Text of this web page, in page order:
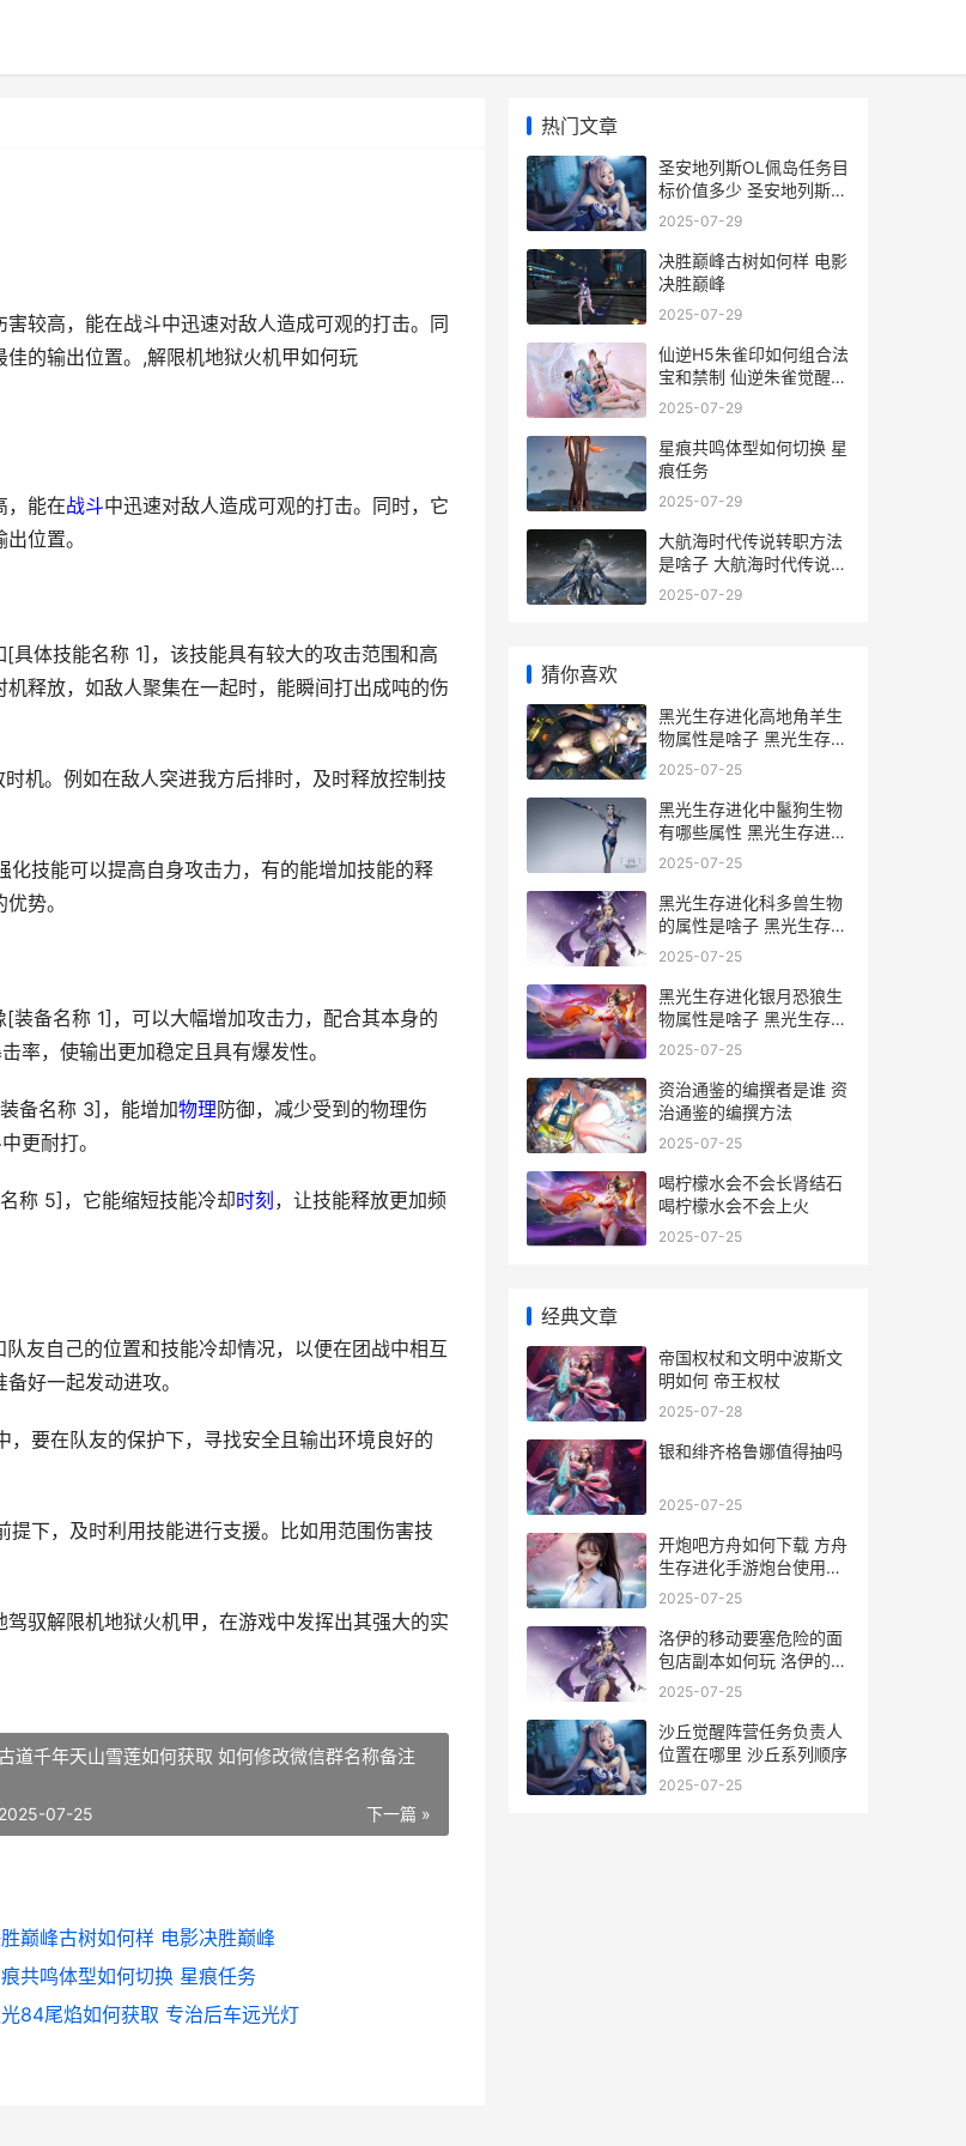
较高，能在战斗中迅速对敌人造成可观的打击。同
的输出位置。,解限机地狱火机甲如何玩
，能在战斗中迅速对敌人造成可观的打击。同时，它
位置。
具体技能名称 1]，该技能具有较大的攻击范围和高
释放，如敌人聚集在一起时，能瞬间打出成吨的伤
机。例如在敌人突进我方后排时，及时释放控制技
技能可以提高自身攻击力，有的能增加技能的释
势。
装备名称 1]，可以大幅增加攻击力，配合其本身的
率，使输出更加稳定且具有爆发性。
备名称 3]，能增加物理防御，减少受到的物理伤
更耐打。
称 5]，它能缩短技能冷却时刻 ，让技能释放更加频
友自己的位置和技能冷却情况，以便在团战中相互
好一起发动进攻。
要在队友的保护下，寻找安全且输出环境良好的
下，及时利用技能进行支援。比如用范围伤害技
驭解限机地狱火机甲，在游戏中发挥出其强大的实
道千年天山雪莲如何获取 如何修改微信群名称备注
下一篇 »
2025-07-25
巅峰古树如何样 电影决胜巅峰
共鸣体型如何切换 星痕任务
84尾焰如何获取 专治后车远光灯
热门文章
圣安地列斯OL佩岛任务目
标价值多少 圣安地列斯
lvpd
2025-07-29
决胜巅峰古树如何样 电影
决胜巅峰
2025-07-29
仙逆H5朱雀印如何组合法
宝和禁制 仙逆朱雀觉醒几
次
2025-07-29
星痕共鸣体型如何切换 星
痕任务
2025-07-29
大航海时代传说转职方法
是啥子 大航海时代传说地
图
2025-07-29
猜你喜欢
黑光生存进化高地角羊生
物属性是啥子 黑光生存进
化高地角羊加点
2025-07-25
黑光生存进化中鬣狗生物
有哪些属性 黑光生存进化
中立服怎么看精英怪刷在
2025-07-25
黑光生存进化科多兽生物
的属性是啥子 黑光生存进
化科多兽的玩法和经验分
2025-07-25
黑光生存进化银月恐狼生
物属性是啥子 黑光生存进
化银币怎么获得
2025-07-25
资治通鉴的编撰者是谁 资
治通鉴的编撰方法
2025-07-25
喝柠檬水会不会长肾结石
喝柠檬水会不会上火
2025-07-25
经典文章
帝国权杖和文明中波斯文
明如何 帝王权杖
2025-07-28
银和绯齐格鲁娜值得抽吗
2025-07-25
开炮吧方舟如何下载 方舟
生存进化手游炮台使用方
法
2025-07-25
洛伊的移动要塞危险的面
包店副本如何玩 洛伊的移
动要塞阵容推荐
2025-07-25
沙丘觉醒阵营任务负责人
位置在哪里 沙丘系列顺序
2025-07-25